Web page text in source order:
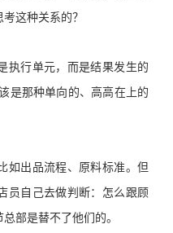
这种关系的？
执行单元，而是结果发生的
是那种单向的、高高在上的
如出品流程、原料标准。但
员自己去做判断：怎么跟顾
部是替不了他们的。